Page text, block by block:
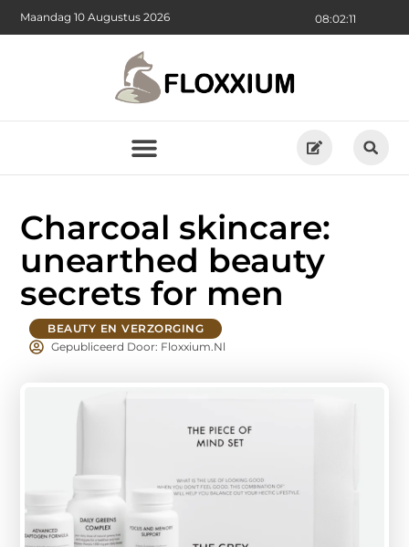
08:02:12
Maandag 10 Augustus 2026
Charcoal skincare:
unearthed beauty
secrets for men
BEAUTY EN VERZORGING
Gepubliceerd Door: Floxxium.nl